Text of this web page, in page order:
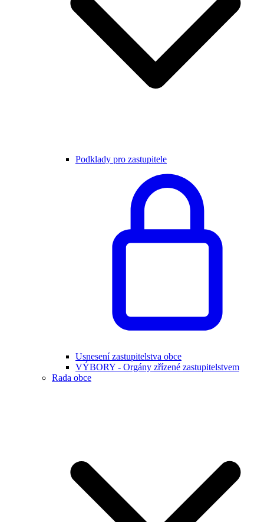
Podklady pro zastupitele
Usnesení zastupitelstva obce
VÝBORY - Orgány zřízené zastupitelstvem
Rada obce